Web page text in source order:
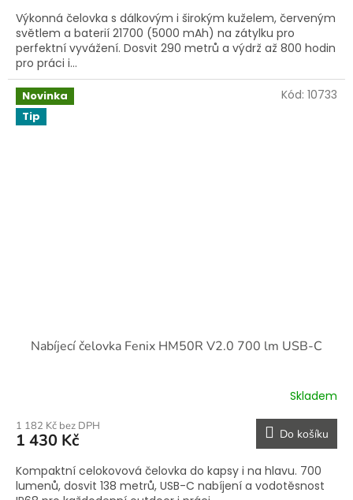
Výkonná čelovka s dálkovým i širokým kuželem, červeným
světlem a baterií 21700 (5000 mAh) na zátylku pro
perfektní vyvážení. Dosvit 290 metrů a výdrž až 800 hodin
pro práci i...
Novinka
Tip
Nabíjecí čelovka Fenix HM50R V2.0 700 lm USB-C
Skladem
1 182 Kč bez DPH
1 430 Kč Do košíku
Kompaktní celokovová čelovka do kapsy i na hlavu. 700
lumenů, dosvit 138 metrů, USB-C nabíjení a vodotěsnost
Kód: 10733